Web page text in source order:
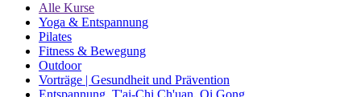
Alle Kurse
Yoga & Entspannung
Pilates
Fitness & Bewegung
Outdoor
Vorträge | Gesundheit und Prävention